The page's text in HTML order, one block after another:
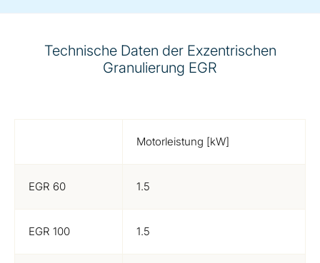
Technische Daten der Exzentrischen
Granulierung EGR
Motorleistung [kW]
EGR 60 1.5
EGR 100 1.5